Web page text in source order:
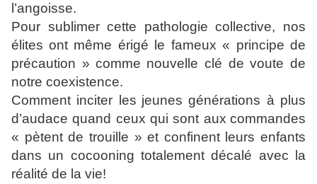
l’angoisse.
Pour sublimer cette pathologie collective, nos
élites ont même érigé le fameux « principe de
précaution » comme nouvelle clé de voute de
notre coexistence.
Comment inciter les jeunes générations à plus
d’audace quand ceux qui sont aux commandes
« pètent de trouille » et confinent leurs enfants
dans un cocooning totalement décalé avec la
réalité de la vie!